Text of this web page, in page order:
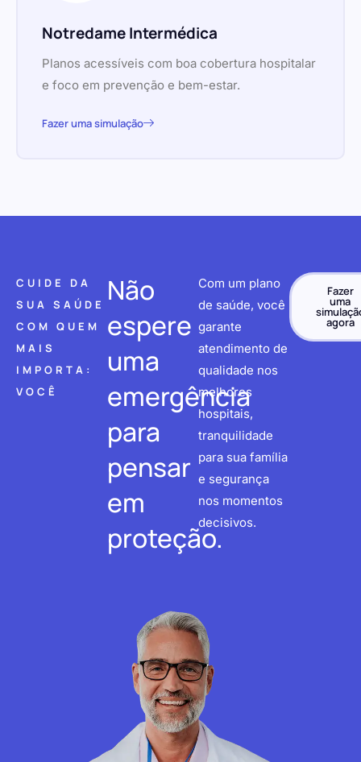
Notredame Intermédica
Planos acessíveis com boa cobertura hospitalar
e foco em prevenção e bem-estar.
Fazer uma simulação
CUIDE DA
SUA SAÚDE
COM QUEM
MAIS
IMPORTA:
VOCÊ
Não
espere
uma
emergência
para
pensar
em
proteção.
Com um plano
de saúde, você
garante
atendimento de
qualidade nos
melhores
hospitais,
tranquilidade
para sua família
e segurança
nos momentos
decisivos.
Fazer
uma
agora